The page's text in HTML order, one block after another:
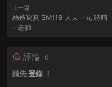
上一篇
絲慕寫真 SM119 天天一元 詩晴
– 老師
評論 0
請先登錄 ！